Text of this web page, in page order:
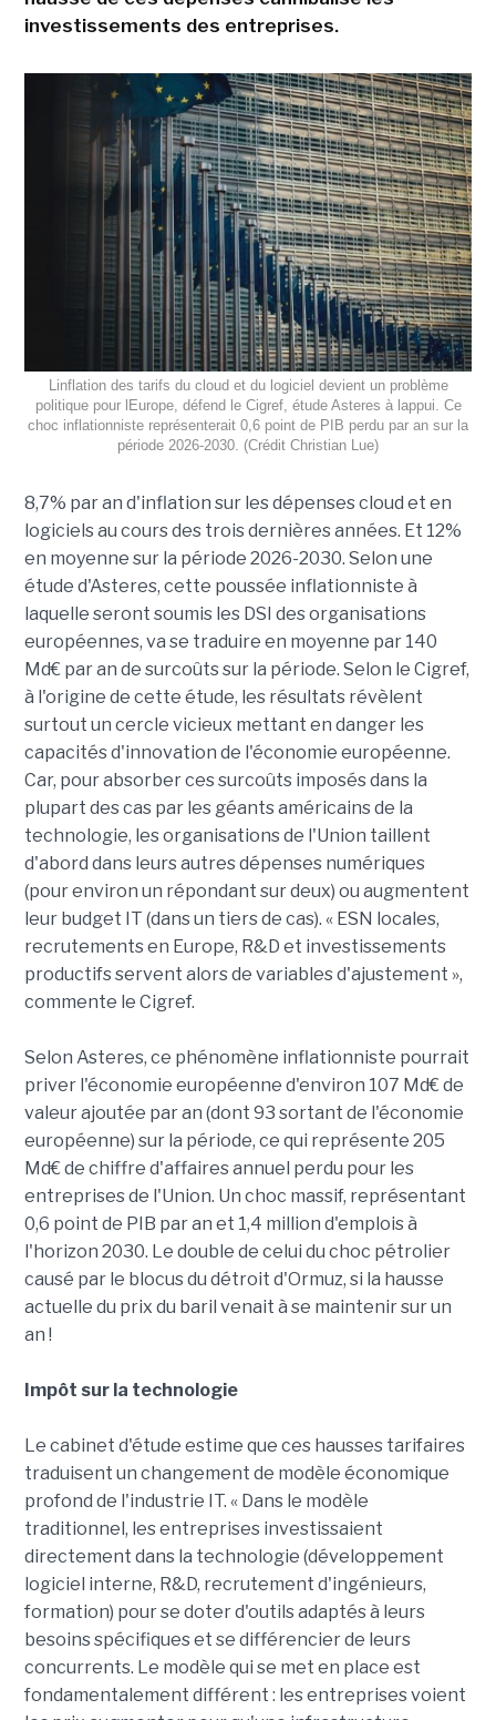
investissements des entreprises.
Linflation des tarifs du cloud et du logiciel devient un problème
politique pour lEurope, défend le Cigref, étude Asteres à lappui. Ce
choc inflationniste représenterait 0,6 point de PIB perdu par an sur la
période 2026-2030. (Crédit Christian Lue)
8,7% par an d'inflation sur les dépenses cloud et en
logiciels au cours des trois dernières années. Et 12%
en moyenne sur la période 2026-2030. Selon une
étude d'Asteres, cette poussée inflationniste à
laquelle seront soumis les DSI des organisations
européennes, va se traduire en moyenne par 140
Md€ par an de surcoûts sur la période. Selon le Cigref,
à l'origine de cette étude, les résultats révèlent
surtout un cercle vicieux mettant en danger les
capacités d'innovation de l'économie européenne.
Car, pour absorber ces surcoûts imposés dans la
plupart des cas par les géants américains de la
technologie, les organisations de l'Union taillent
d'abord dans leurs autres dépenses numériques
(pour environ un répondant sur deux) ou augmentent
leur budget IT (dans un tiers de cas). « ESN locales,
recrutements en Europe, R&D et investissements
productifs servent alors de variables d'ajustement »,
commente le Cigref.
Selon Asteres, ce phénomène inflationniste pourrait
priver l'économie européenne d'environ 107 Md€ de
valeur ajoutée par an (dont 93 sortant de l'économie
européenne) sur la période, ce qui représente 205
Md€ de chiffre d'affaires annuel perdu pour les
entreprises de l'Union. Un choc massif, représentant
0,6 point de PIB par an et 1,4 million d'emplois à
l'horizon 2030. Le double de celui du choc pétrolier
causé par le blocus du détroit d'Ormuz, si la hausse
actuelle du prix du baril venait à se maintenir sur un
an !
Impôt sur la technologie
Le cabinet d'étude estime que ces hausses tarifaires
traduisent un changement de modèle économique
profond de l'industrie IT. « Dans le modèle
traditionnel, les entreprises investissaient
directement dans la technologie (développement
logiciel interne, R&D, recrutement d'ingénieurs,
formation) pour se doter d'outils adaptés à leurs
besoins spécifiques et se différencier de leurs
concurrents. Le modèle qui se met en place est
fondamentalement différent : les entreprises voient